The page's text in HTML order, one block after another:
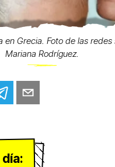
en Grecia. Foto de las redes
Mariana Rodríguez.